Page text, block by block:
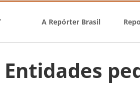
A Repórter Brasil
Entidades